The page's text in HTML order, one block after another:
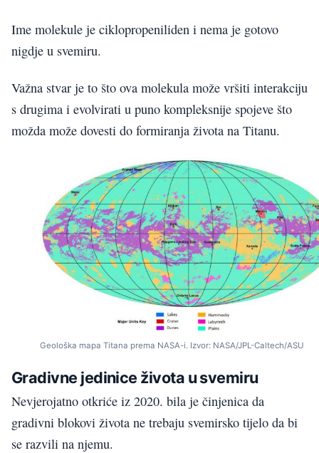
Ime molekule je ciklopropeniliden i nema je gotovo
nigdje u svemiru.
Važna stvar je to što ova molekula može vršiti interakciju
s drugima i evolvirati u puno kompleksnije spojeve što
možda može dovesti do formiranja života na Titanu.
Geološka mapa Titana prema NASA-i. Izvor: NASA/JPL-Caltech/ASU
Gradivne jedinice života u svemiru
Nevjerojatno otkriće iz 2020. bila je činjenica da
gradivni blokovi života ne trebaju svemirsko tijelo da bi
se razvili na njemu.